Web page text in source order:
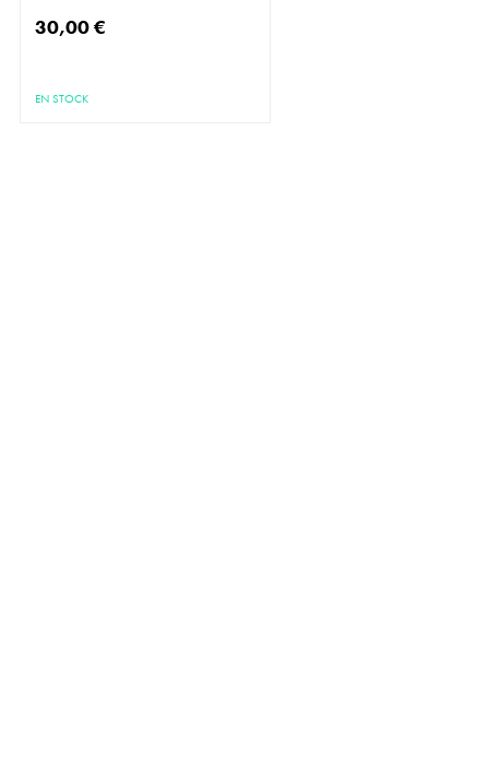
30,00 €
EN STOCK